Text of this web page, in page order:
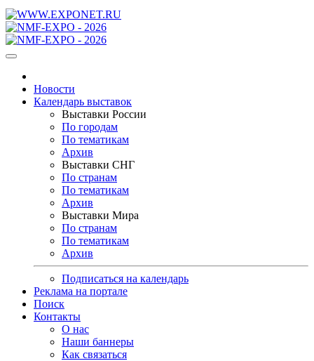
Новости
Календарь выставок
Выставки России
По городам
По тематикам
Архив
Выставки СНГ
По странам
По тематикам
Архив
Выставки Мира
По странам
По тематикам
Архив
Подписаться на календарь
Реклама на портале
Поиск
Контакты
О нас
Наши баннеры
Как связаться